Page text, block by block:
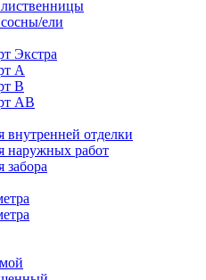
лиственницы
ели
Экстра
А
B
АВ
внутренней отделки
наружных работ
забора